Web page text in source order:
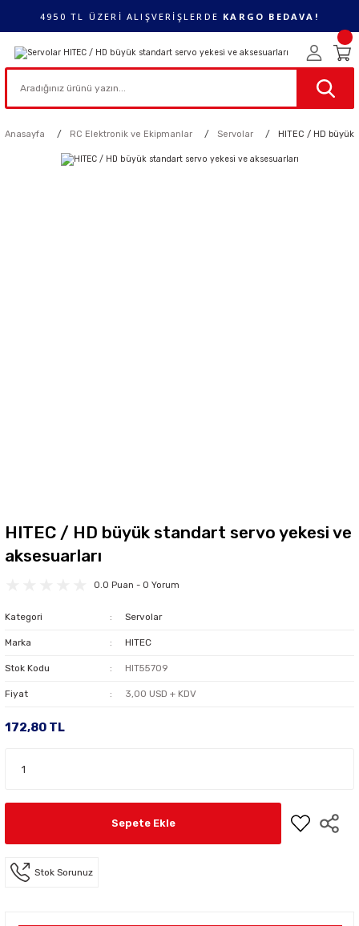
4950 TL ÜZERİ ALIŞVERİŞLERDE KARGO BEDAVA!
Anasayfa RC Elektronik ve Ekipmanlar Servolar HITEC / HD
HITEC / HD büyük standart servo yekesi ve
aksesuarları
0.0 Puan - 0 Yorum
Kategori Servolar
Marka HITEC
Stok Kodu HIT55709
Fiyat 3,00 USD + KDV
172,80 TL
Sepete Ekle
Stok Sorunuz